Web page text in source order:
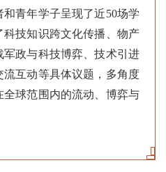
青年学子呈现了近50场学
技知识跨文化传播、物产
军政与科技博弈、技术引进
互动等具体议题，多角度
全球范围内的流动、博弈与